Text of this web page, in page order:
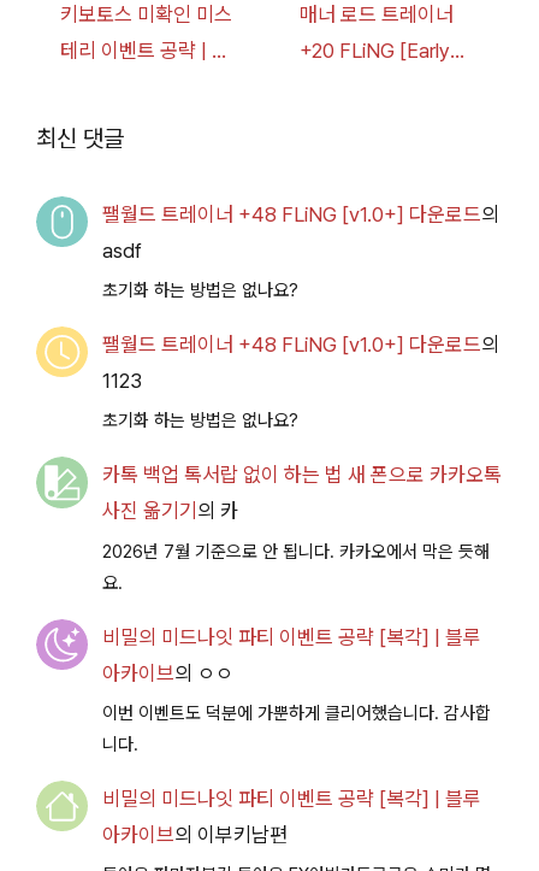
키보토스 미확인 미스
테리 이벤트 공략 | 블
매너 로드 트레이너
+20 FLiNG [Early
최신 댓글
팰월드 트레이너 +48 FLiNG [v1.0+] 다운로드의
asdf
초기화 하는 방법은 없나요?
팰월드 트레이너 +48 FLiNG [v1.0+] 다운로드의
1123
초기화 하는 방법은 없나요?
카톡 백업 톡서랍 없이 하는 법 새 폰으로 카카오톡
사진 옮기기 의 카
2026년 7월 기준으로 안 됩니다. 카카오에서 막은 듯해
요.
비밀의 미드나잇 파티 이벤트 공략 [복각] | 블루
아카이브의 ㅇㅇ
이번 이벤트도 덕분에 가뿐하게 클리어했습니다. 감사합
니다.
비밀의 미드나잇 파티 이벤트 공략 [복각] | 블루
아카이브의 이부키남편